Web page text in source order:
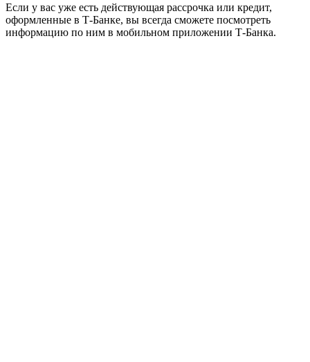
Если у вас уже есть действующая рассрочка или кредит,
оформленные в Т‑Банке, вы всегда сможете посмотреть
информацию по ним в мобильном приложении Т‑Банка.